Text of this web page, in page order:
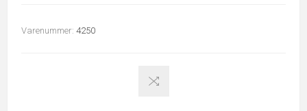
Varenummer: 4250